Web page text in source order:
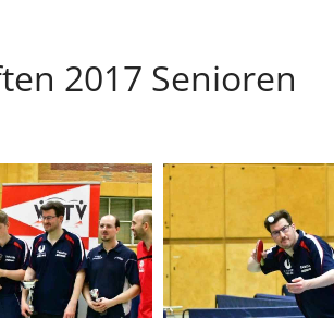
2017 Senioren